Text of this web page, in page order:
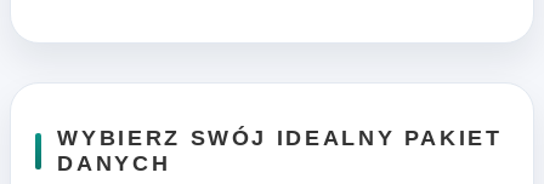
WYBIERZ SWÓJ IDEALNY PAKIET
DANYCH